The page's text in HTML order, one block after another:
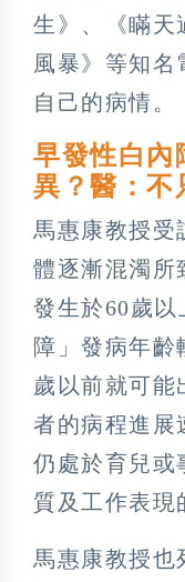
生》、《瞞天
風暴》等知名
自己的病情。
早發性白內
異？醫：不
馬惠康教授受
體逐漸混濁所
發生於60歲以
障」發病年齡
歲以前就可能
者的病程進展
仍處於育兒或
質及工作表現
馬惠康教授也